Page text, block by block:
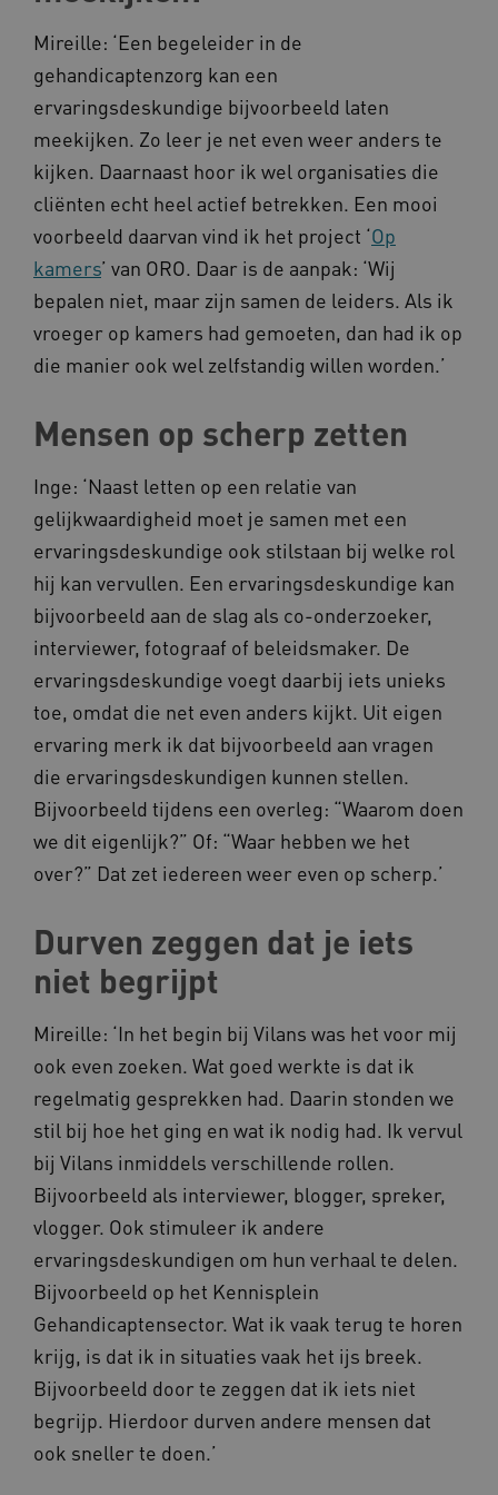
Mireille: ‘Een begeleider in de
gehandicaptenzorg kan een
ervaringsdeskundige bijvoorbeeld laten
meekijken. Zo leer je net even weer anders te
kijken. Daarnaast hoor ik wel organisaties die
cliënten echt heel actief betrekken. Een mooi
voorbeeld daarvan vind ik het project ‘Op
kamers’ van ORO. Daar is de aanpak: ‘Wij
bepalen niet, maar zijn samen de leiders. Als ik
vroeger op kamers had gemoeten, dan had ik op
die manier ook wel zelfstandig willen worden.’
Mensen op scherp zetten
Inge: ‘Naast letten op een relatie van
gelijkwaardigheid moet je samen met een
ervaringsdeskundige ook stilstaan bij welke rol
hij kan vervullen. Een ervaringsdeskundige kan
bijvoorbeeld aan de slag als co-onderzoeker,
interviewer, fotograaf of beleidsmaker. De
ervaringsdeskundige voegt daarbij iets unieks
toe, omdat die net even anders kijkt. Uit eigen
ervaring merk ik dat bijvoorbeeld aan vragen
die ervaringsdeskundigen kunnen stellen.
Bijvoorbeeld tijdens een overleg: “Waarom doen
we dit eigenlijk?” Of: “Waar hebben we het
over?” Dat zet iedereen weer even op scherp.’
Durven zeggen dat je iets
niet begrijpt
Mireille: ‘In het begin bij Vilans was het voor mij
ook even zoeken. Wat goed werkte is dat ik
regelmatig gesprekken had. Daarin stonden we
stil bij hoe het ging en wat ik nodig had. Ik vervul
bij Vilans inmiddels verschillende rollen.
Bijvoorbeeld als interviewer, blogger, spreker,
vlogger. Ook stimuleer ik andere
ervaringsdeskundigen om hun verhaal te delen.
Bijvoorbeeld op het Kennisplein
Gehandicaptensector. Wat ik vaak terug te horen
krijg, is dat ik in situaties vaak het ijs breek.
Bijvoorbeeld door te zeggen dat ik iets niet
begrijp. Hierdoor durven andere mensen dat
ook sneller te doen.’
Cloudflare Inc.
.vimeo.com
BCSessionID vilans.blueconic.net
.www.kennispleingehandicaptensector.nl
CookieScriptConsent
CookieScript
www.kennispleingehandicaptensector.nl
Amazon.com Inc.
vilans.blueconic.net
AWSALBCORS
UMB_SESSION www.kennispleingehandicaptensector.nl
ARRAffinitySameSite
Microsoft Corporation
.www.kennispleingehandicaptensector.nl
Google Privacy Policy